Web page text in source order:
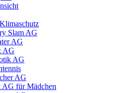
Slam AG
AG
AG
AG
AG
AG für Mädchen